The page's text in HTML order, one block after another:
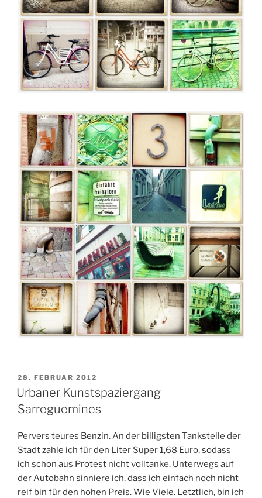
VERÖFFENTLICHT
AM
28. FEBRUAR 2012
Urbaner Kunstspaziergang
Sarreguemines
Pervers teures Benzin. An der billigsten Tankstelle der
Stadt zahle ich für den Liter Super 1,68 Euro, sodass
ich schon aus Protest nicht volltanke. Unterwegs auf
der Autobahn sinniere ich, dass ich einfach noch nicht
reif bin für den hohen Preis. Wie Viele. Letztlich, bin ich